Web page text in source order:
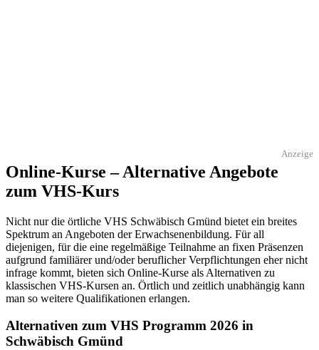
Anzeige
Online-Kurse – Alternative Angebote
zum VHS-Kurs
Nicht nur die örtliche VHS Schwäbisch Gmünd bietet ein breites
Spektrum an Angeboten der Erwachsenenbildung. Für all
diejenigen, für die eine regelmäßige Teilnahme an fixen Präsenzen
aufgrund familiärer und/oder beruflicher Verpflichtungen eher nicht
infrage kommt, bieten sich Online-Kurse als Alternativen zu
klassischen VHS-Kursen an. Örtlich und zeitlich unabhängig kann
man so weitere Qualifikationen erlangen.
Alternativen zum VHS Programm 2026 in
Schwäbisch Gmünd